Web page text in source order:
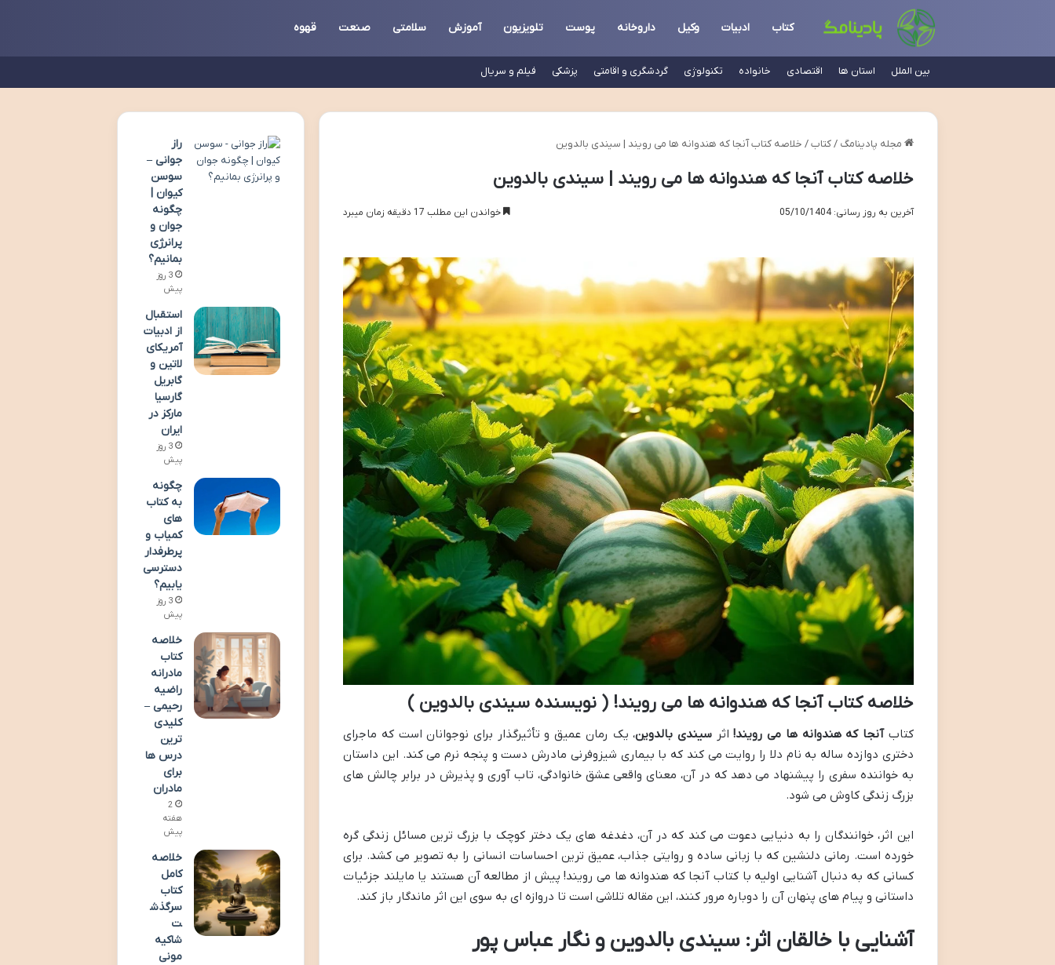
کتاب ادبیات وکیل داروخانه پوست تلویزیون آموزش سلامتی صنعت قهوه
بین الملل استان ها اقتصادی خانواده تکنولوژی گردشگری و اقامتی پزشکی فیلم و سریال
مجله پادینامگ / کتاب / خلاصه کتاب آنجا که هندوانه ها می رویند | سیندی بالدوین
خلاصه کتاب آنجا که هندوانه ها می رویند | سیندی بالدوین
آخرین به روز رسانی: 05/10/1404 خواندن این مطلب 17 دقیقه زمان میبرد
خلاصه کتاب آنجا که هندوانه ها می رویند! ( نویسنده سیندی بالدوین )
کتابآنجا که هندوانه ها می رویند!اثرسیندی بالدوین، یک رمان عمیق و تأثیرگذار برای نوجوانان است که ماجرای
دختری دوازده ساله به نام دلا را روایت می کند که با بیماری شیزوفرنی مادرش دست و پنجه نرم می کند. این داستان
به خواننده سفری را پیشنهاد می دهد که در آن، معنای واقعی عشق خانوادگی، تاب آوری و پذیرش در برابر چالش های
بزرگ زندگی کاوش می شود.
این اثر، خوانندگان را به دنیایی دعوت می کند که در آن، دغدغه های یک دختر کوچک با بزرگ ترین مسائل زندگی گره
خورده است. رمانی دلنشین که با زبانی ساده و روایتی جذاب، عمیق ترین احساسات انسانی را به تصویر می کشد. برای
کسانی که به دنبال آشنایی اولیه با کتاب آنجا که هندوانه ها می رویند! پیش از مطالعه آن هستند یا مایلند جزئیات
داستانی و پیام های پنهان آن را دوباره مرور کنند، این مقاله تلاشی است تا دروازه ای به سوی این اثر ماندگار باز کند.
آشنایی با خالقان اثر: سیندی بالدوین و نگار عباس پور
راز
جوانی –
سوسن
کیوان |
چگونه
جوان و
پرانرژی
بمانیم؟
3 روز
پیش
استقبال
از ادبیات
آمریکای
لاتین و
گابریل
گارسیا
مارکز در
ایران
3 روز
پیش
چگونه
به کتاب
های
کمیاب و
پرطرفدار
دسترسی
یابیم؟
3 روز
پیش
خلاصه
کتاب
مادرانه
راضیه
رحیمی –
کلیدی
ترین
درس ها
برای
مادران
2
هفته
پیش
خلاصه
کامل
کتاب
سرگذش
ت
شاکیه
مونی